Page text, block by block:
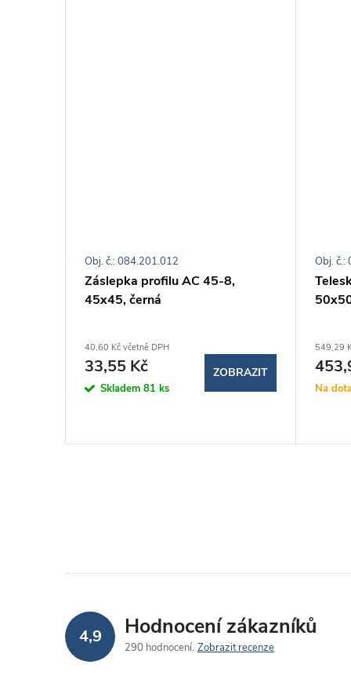
Záslepka profilu AC 45-8,
45x45, černá
40,60 Kč včetně DPH
33,55 Kč
Skladem 81 ks
ZOBRAZIT
Obj. č.: 084.201.012
549,29
Na
Obj. č.:
4,9 Hodnocení zákazníků
290 hodnocení Zobrazit recenze